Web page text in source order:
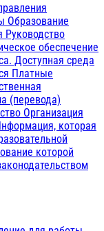
Образование
Руководство
обеспечение
Доступная среда
Платные
(перевода)
Организация
которая
которой